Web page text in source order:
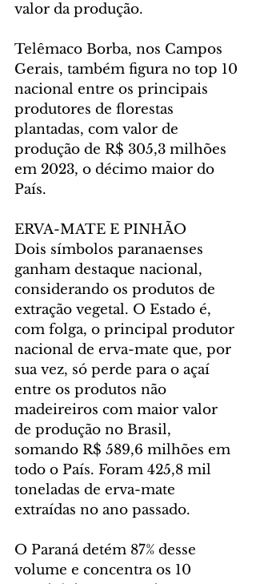
valor da produção.
Telêmaco Borba, nos Campos
Gerais, também figura no top 10
nacional entre os principais
produtores de florestas
plantadas, com valor de
produção de R$ 305,3 milhões
em 2023, o décimo maior do
País.
ERVA-MATE E PINHÃO
Dois símbolos paranaenses
ganham destaque nacional,
considerando os produtos de
extração vegetal. O Estado é,
com folga, o principal produtor
nacional de erva-mate que, por
sua vez, só perde para o açaí
entre os produtos não
madeireiros com maior valor
de produção no Brasil,
somando R$ 589,6 milhões em
todo o País. Foram 425,8 mil
toneladas de erva-mate
extraídas no ano passado.
O Paraná detém 87% desse
volume e concentra os 10